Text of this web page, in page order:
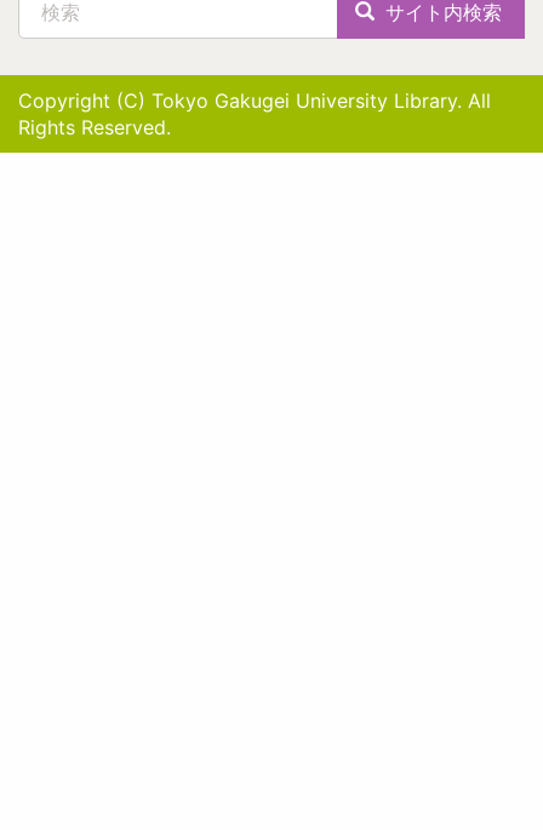
サイト内検索
Copyright (C) Tokyo Gakugei University Library. All
Rights Reserved.